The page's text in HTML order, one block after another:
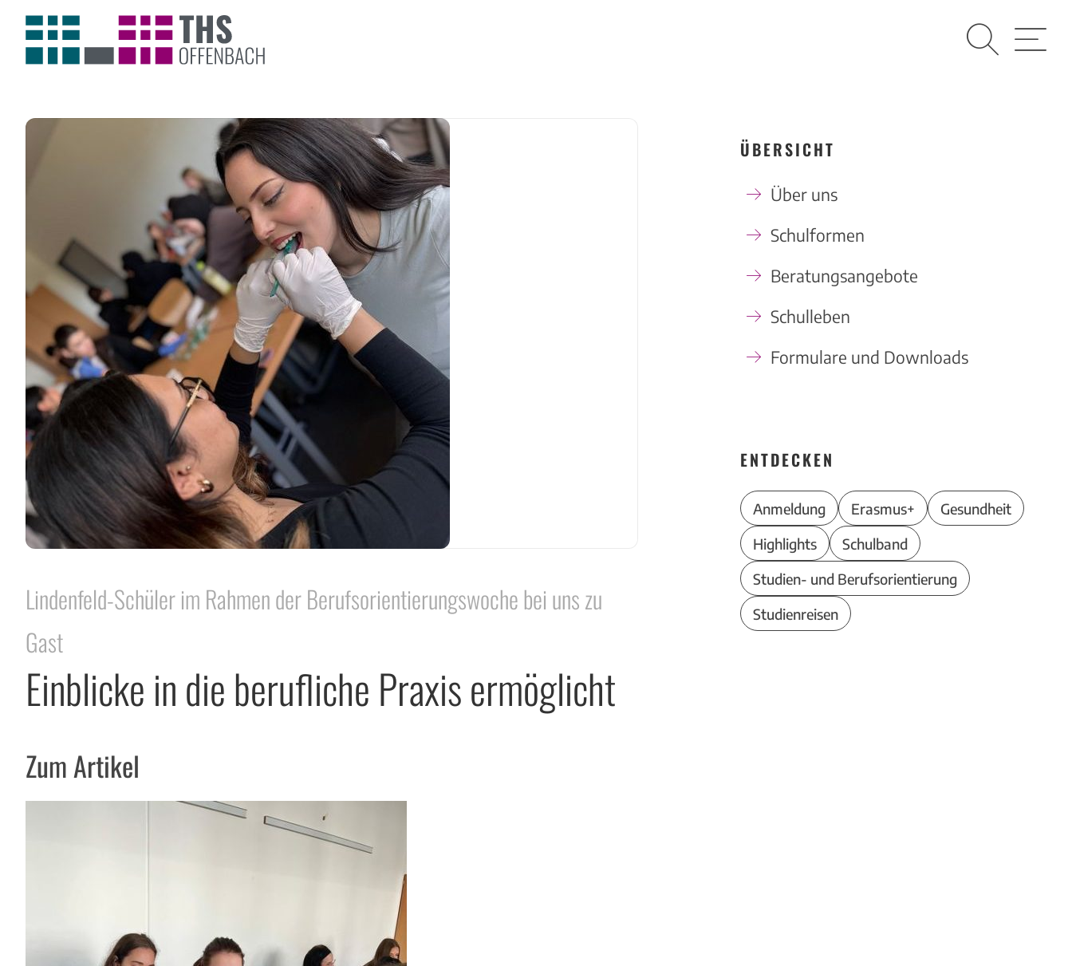
Lindenfeld-Schüler im Rahmen der Berufsorientierungswoche bei uns zu
Gast
Einblicke in die berufliche Praxis ermöglicht
Zum Artikel
ÜBERSICHT
Über uns
Schulformen
Beratungsangebote
Schulleben
Formulare und Downloads
ENTDECKEN
Anmeldung Erasmus+
Gesundheit
Highlights
Schulband
Studien- und Berufsorientierung
Studienreisen